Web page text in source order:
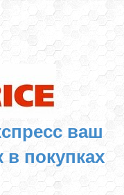
ваш
покупках